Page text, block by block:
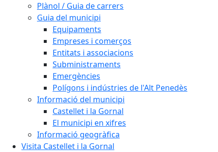
Plànol / Guia de carrers
Guia del municipi
Equipaments
Empreses i comerços
Entitats i associacions
Subministraments
Emergències
Polígons i indústries de l'Alt Penedès
Informació del municipi
Castellet i la Gornal
El municipi en xifres
Informació geogràfica
Visita Castellet i la Gornal